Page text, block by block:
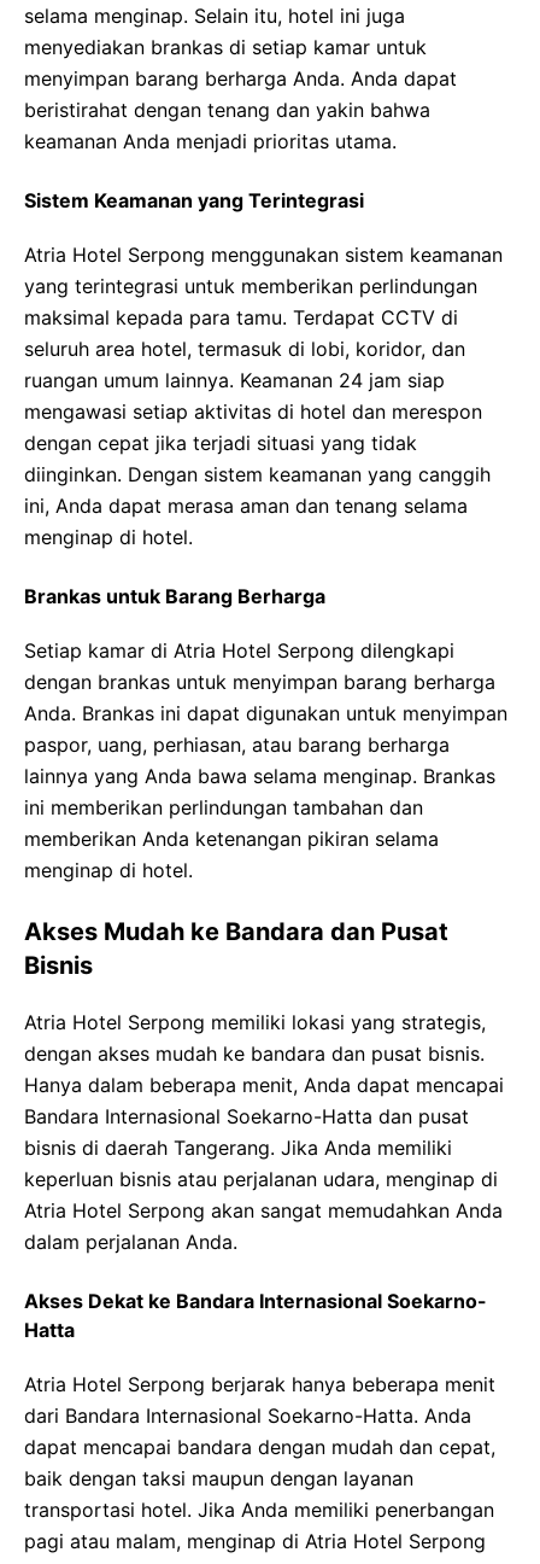
selama menginap. Selain itu, hotel ini juga
menyediakan brankas di setiap kamar untuk
menyimpan barang berharga Anda. Anda dapat
beristirahat dengan tenang dan yakin bahwa
keamanan Anda menjadi prioritas utama.
Sistem Keamanan yang Terintegrasi
Atria Hotel Serpong menggunakan sistem keamanan
yang terintegrasi untuk memberikan perlindungan
maksimal kepada para tamu. Terdapat CCTV di
seluruh area hotel, termasuk di lobi, koridor, dan
ruangan umum lainnya. Keamanan 24 jam siap
mengawasi setiap aktivitas di hotel dan merespon
dengan cepat jika terjadi situasi yang tidak
diinginkan. Dengan sistem keamanan yang canggih
ini, Anda dapat merasa aman dan tenang selama
menginap di hotel.
Brankas untuk Barang Berharga
Setiap kamar di Atria Hotel Serpong dilengkapi
dengan brankas untuk menyimpan barang berharga
Anda. Brankas ini dapat digunakan untuk menyimpan
paspor, uang, perhiasan, atau barang berharga
lainnya yang Anda bawa selama menginap. Brankas
ini memberikan perlindungan tambahan dan
memberikan Anda ketenangan pikiran selama
menginap di hotel.
Akses Mudah ke Bandara dan Pusat
Bisnis
Atria Hotel Serpong memiliki lokasi yang strategis,
dengan akses mudah ke bandara dan pusat bisnis.
Hanya dalam beberapa menit, Anda dapat mencapai
Bandara Internasional Soekarno-Hatta dan pusat
bisnis di daerah Tangerang. Jika Anda memiliki
keperluan bisnis atau perjalanan udara, menginap di
Atria Hotel Serpong akan sangat memudahkan Anda
dalam perjalanan Anda.
Akses Dekat ke Bandara Internasional Soekarno-
Hatta
Atria Hotel Serpong berjarak hanya beberapa menit
dari Bandara Internasional Soekarno-Hatta. Anda
dapat mencapai bandara dengan mudah dan cepat,
baik dengan taksi maupun dengan layanan
transportasi hotel. Jika Anda memiliki penerbangan
pagi atau malam, menginap di Atria Hotel Serpong